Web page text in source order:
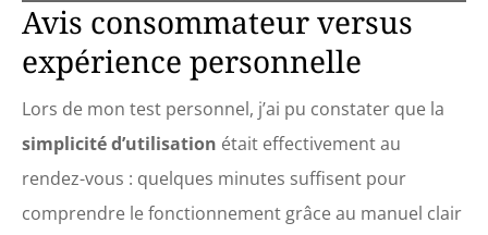
Avis consommateur versus
expérience personnelle
Lors de mon test personnel, j’ai pu constater que la
simplicité d’utilisation était effectivement au
rendez-vous : quelques minutes suffisent pour
comprendre le fonctionnement grâce au manuel clair